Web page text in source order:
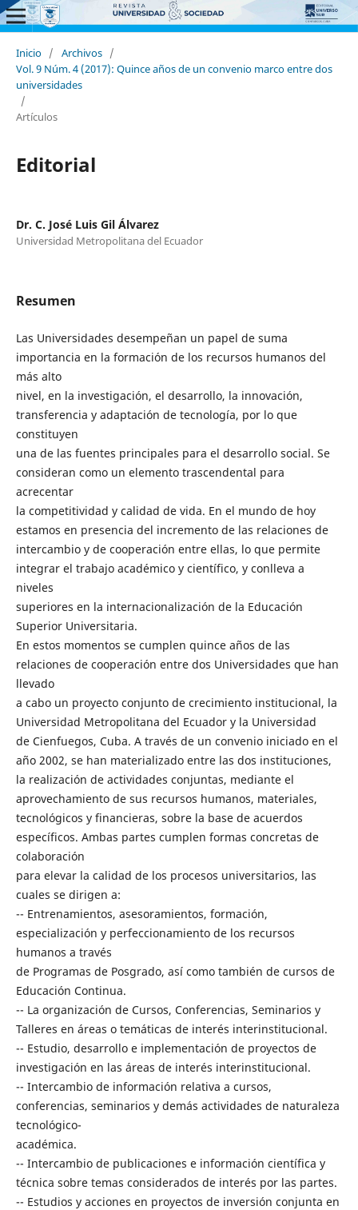
Inicio / Archivos /
Vol. 9 Núm. 4 (2017): Quince años de un convenio marco entre dos
universidades
/
Artículos
Editorial
Dr. C. José Luis Gil Álvarez
Universidad Metropolitana del Ecuador
Resumen
Las Universidades desempeñan un papel de suma
importancia en la formación de los recursos humanos del
más alto
nivel, en la investigación, el desarrollo, la innovación,
transferencia y adaptación de tecnología, por lo que
constituyen
una de las fuentes principales para el desarrollo social. Se
consideran como un elemento trascendental para
acrecentar
la competitividad y calidad de vida. En el mundo de hoy
estamos en presencia del incremento de las relaciones de
intercambio y de cooperación entre ellas, lo que permite
integrar el trabajo académico y científico, y conlleva a
niveles
superiores en la internacionalización de la Educación
Superior Universitaria.
En estos momentos se cumplen quince años de las
relaciones de cooperación entre dos Universidades que han
llevado
a cabo un proyecto conjunto de crecimiento institucional, la
Universidad Metropolitana del Ecuador y la Universidad
de Cienfuegos, Cuba. A través de un convenio iniciado en el
año 2002, se han materializado entre las dos instituciones,
la realización de actividades conjuntas, mediante el
aprovechamiento de sus recursos humanos, materiales,
tecnológicos y financieras, sobre la base de acuerdos
específicos. Ambas partes cumplen formas concretas de
colaboración
para elevar la calidad de los procesos universitarios, las
cuales se dirigen a:
-- Entrenamientos, asesoramientos, formación,
especialización y perfeccionamiento de los recursos
humanos a través
de Programas de Posgrado, así como también de cursos de
Educación Continua.
-- La organización de Cursos, Conferencias, Seminarios y
Talleres en áreas o temáticas de interés interinstitucional.
-- Estudio, desarrollo e implementación de proyectos de
investigación en las áreas de interés interinstitucional.
-- Intercambio de información relativa a cursos,
conferencias, seminarios y demás actividades de naturaleza
tecnológico-
académica.
-- Intercambio de publicaciones e información científica y
técnica sobre temas considerados de interés por las partes.
-- Estudios y acciones en proyectos de inversión conjunta en